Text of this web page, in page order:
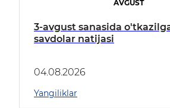
AVGUST
3-avgust sanasida
savdolar natijasi
04.08.2026
Yangiliklar